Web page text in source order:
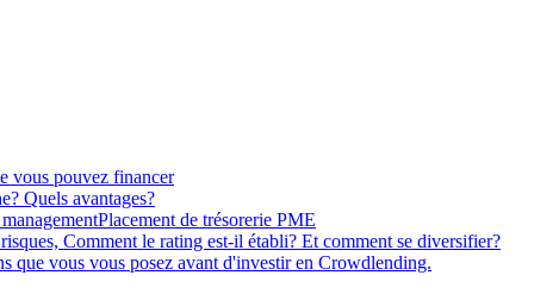
vous pouvez financer
Quels avantages?
Placement de trésorerie PME
Comment le rating est-il établi? Et comment se diversifier?
que vous vous posez avant d'investir en Crowdlending.